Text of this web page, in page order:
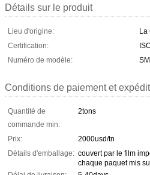
Détails sur le produit
Lieu d'origine:
La
Certification:
Numéro de modèle:
Conditions de paiement et
Quantité de
commande min:
2tons
Prix:
2000usd/tn
Détails d'emballage: couvert par le film
chaque paquet mis